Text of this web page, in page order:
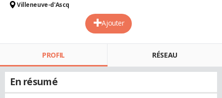
Ajouter
Villeneuve-d'Ascq
PROFIL RÉSEAU
En résumé